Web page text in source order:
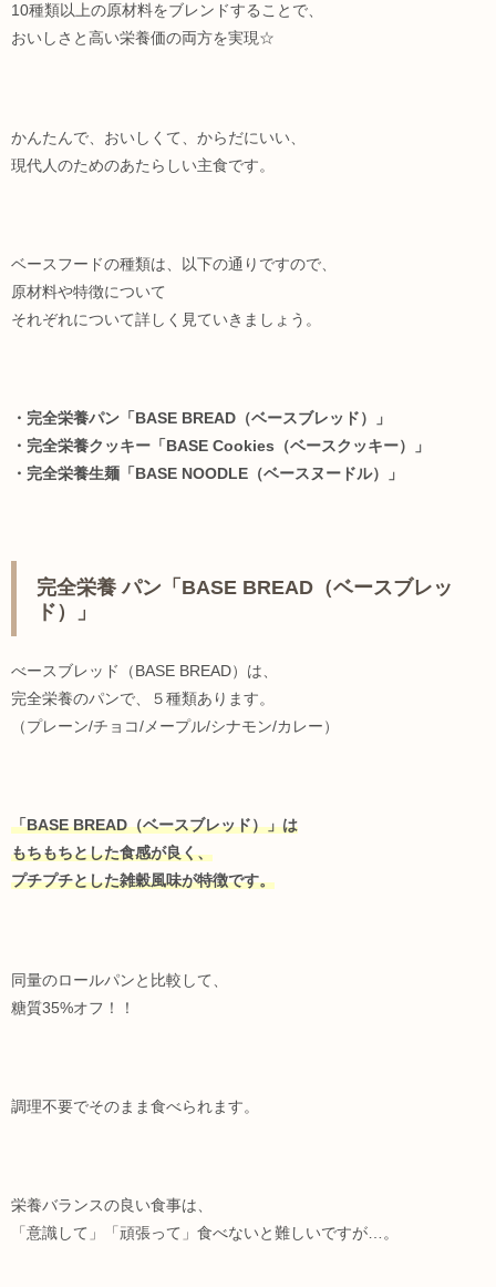
10種類以上の原材料をブレンドすることで、
おいしさと高い栄養価の両方を実現☆
かんたんで、おいしくて、からだにいい、
現代人のためのあたらしい主食です。
ベースフードの種類は、以下の通りですので、
原材料や特徴について
それぞれについて詳しく見ていきましょう。
・完全栄養パン「BASE BREAD（ベースブレッド）」
・完全栄養クッキー「BASE Cookies（ベースクッキー）」
・完全栄養生麺「BASE NOODLE（ベースヌードル）」
完全栄養 パン「BASE BREAD（ベースブレッ
ド）」
べースブレッド（BASE BREAD）は、
完全栄養のパンで、５種類あります。
（プレーン/チョコ/メープル/シナモン/カレー）
「BASE BREAD（ベースブレッド）」は
もちもちとした食感が良く、
プチプチとした雑穀風味が特徴です。
同量のロールパンと比較して、
糖質35%オフ！！
調理不要でそのまま食べられます。
栄養バランスの良い食事は、
「意識して」「頑張って」食べないと難しいですが…。